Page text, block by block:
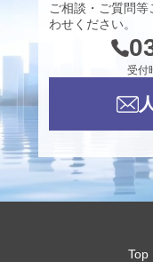
ご相談・ご質問
わせください。
受付
Top